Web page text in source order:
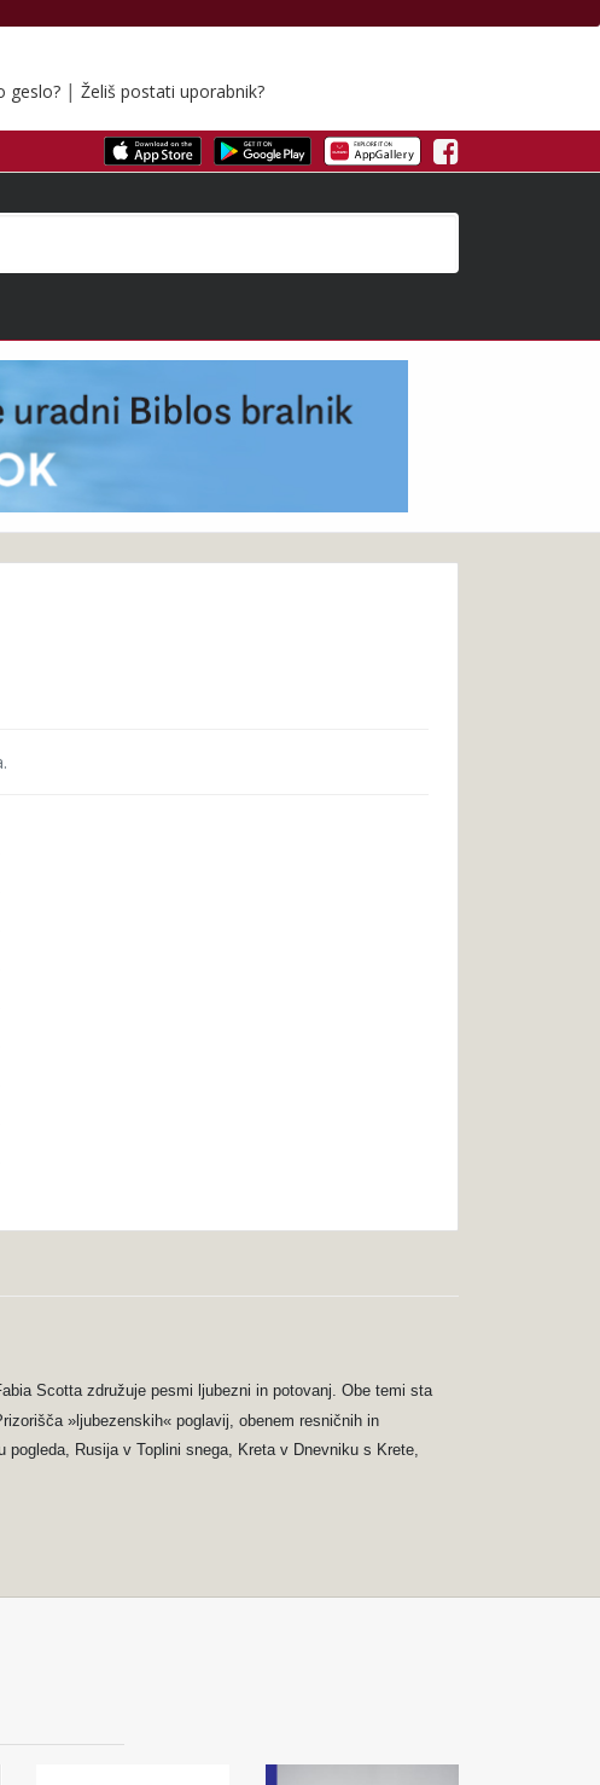
Facebook
geslo? | Želiš postati uporabnik?
Scotta združuje pesmi ljubezni in potovanj. Obe temi sta
»ljubezenskih« poglavij, obenem resničnih in
Rusija v Toplini snega, Kreta v Dnevniku s Krete,